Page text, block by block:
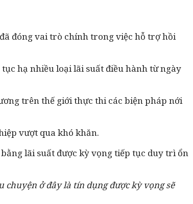
đóng vai trò chính trong việc hỗ trợ hồi
hạ nhiều loại lãi suất điều hành từ ngày
trên thế giới thực thi các biện pháp nới
vượt qua khó khăn.
lãi suất được kỳ vọng tiếp tục duy trì ổn
ở đây là tín dụng được kỳ vọng sẽ